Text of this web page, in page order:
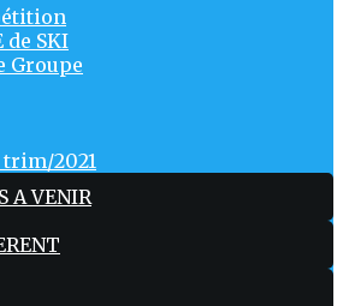
de SKI
Groupe
trim/2021
A VENIR